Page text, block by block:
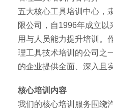
五大核心工具培训中心，
限公司，自1996年成立
用与人员能力提升培训。
理工具技术培训的公司之
的企业提供全面、深入且
核心培训内容
我们的核心培训服务围绕